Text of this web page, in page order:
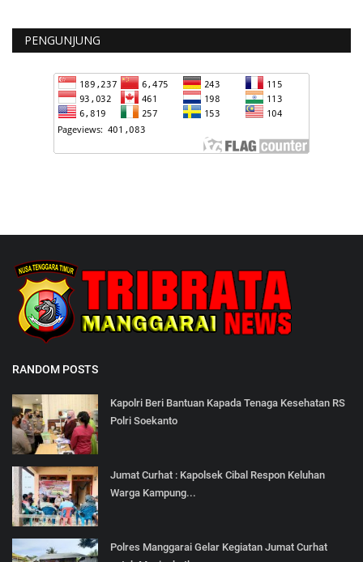
PENGUNJUNG
RANDOM POSTS
Kapolri Beri Bantuan Kapada Tenaga Kesehatan RS
Polri Soekanto
Jumat Curhat : Kapolsek Cibal Respon Keluhan
Warga Kampung...
Polres Manggarai Gelar Kegiatan Jumat Curhat